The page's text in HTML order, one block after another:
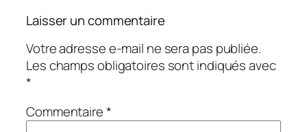
Laisser un commentaire
Votre adresse e-mail ne sera pas publiée.
Les champs obligatoires sont indiqués avec
*
Commentaire*